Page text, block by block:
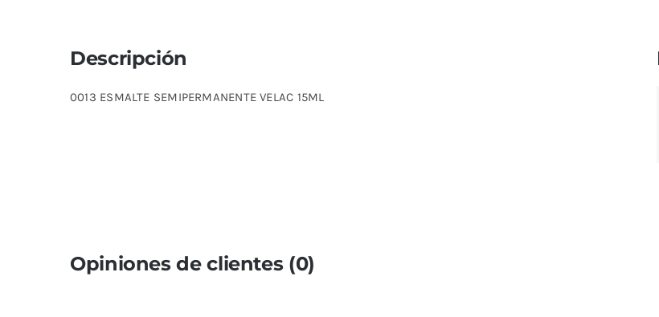
Descripción
0013 ESMALTE SEMIPERMANENTE VELAC 15ML
Opiniones de clientes (0)